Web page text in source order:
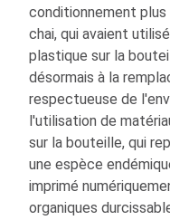
conditionnement plus
chai, qui avaient
plastique sur la
désormais à la
respectueuse de
l'utilisation de
sur la bouteille, qui
une espèce
imprimé
organiques